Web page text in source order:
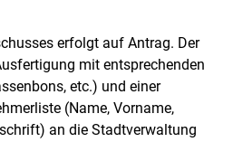
erfolgt auf Antrag. Der
mit entsprechenden
etc.) und einer
(Name, Vorname,
an die Stadtverwaltung